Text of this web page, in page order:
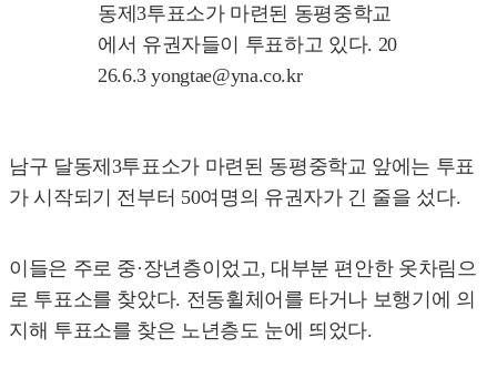
동제3투표소가 마련된 동평중학교
에서 유권자들이 투표하고 있다. 20
26.6.3 yongtae@yna.co.kr
남구 달동제3투표소가 마련된 동평중학교 앞에는 투표
가 시작되기 전부터 50여명의 유권자가 긴 줄을 섰다.
이들은 주로 중·장년층이었고, 대부분 편안한 옷차림으
로 투표소를 찾았다. 전동휠체어를 타거나 보행기에 의
지해 투표소를 찾은 노년층도 눈에 띄었다.